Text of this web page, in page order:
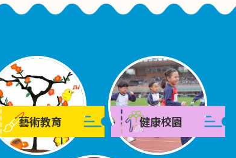
Just Feel(感講)家長通訊 文章九
2026-05-27
幼兒K-POP 舞動全城課程第二期幼兒K-
POP 舞班
藝術教育 健康校園